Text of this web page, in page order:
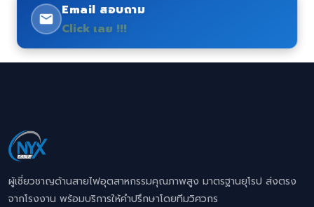
Email สอบถาม
Click เลย !!!
ผู้เชี่ยวชาญด้านสายไฟอุตสาหกรรมคุณภาพสูง มาตรฐานยุโรป ส่งตรง
จากโรงงาน พร้อมบริการให้คำปรึกษาโดยทีมวิศวกร